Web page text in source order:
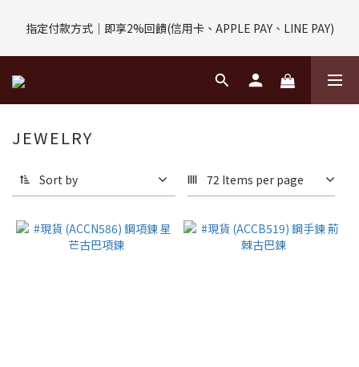
金
指定付款方式｜即享2%回饋(信用卡、APPLE PAY、LINE PAY)
評價回饋｜訂單完成後7天內填寫5字以上評價，即可獲得$30購物
JEWELRY
Sort by 72 Items per page